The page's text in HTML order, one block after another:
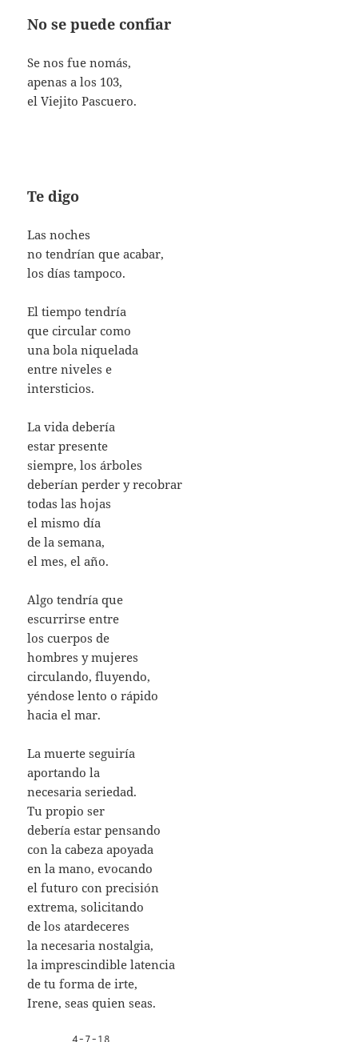
No se puede confiar
Se nos fue nomás,
apenas a los 103,
el Viejito Pascuero.
Te digo
Las noches
no tendrían que acabar,
los días tampoco.
El tiempo tendría
que circular como
una bola niquelada
entre niveles e
intersticios.
La vida debería
estar presente
siempre, los árboles
deberían perder y recobrar
todas las hojas
el mismo día
de la semana,
el mes, el año.
Algo tendría que
escurrirse entre
los cuerpos de
hombres y mujeres
circulando, fluyendo,
yéndose lento o rápido
hacia el mar.
La muerte seguiría
aportando la
necesaria seriedad.
Tu propio ser
debería estar pensando
con la cabeza apoyada
en la mano, evocando
el futuro con precisión
extrema, solicitando
de los atardeceres
la necesaria nostalgia,
la imprescindible latencia
de tu forma de irte,
Irene, seas quien seas.
       4-7-18